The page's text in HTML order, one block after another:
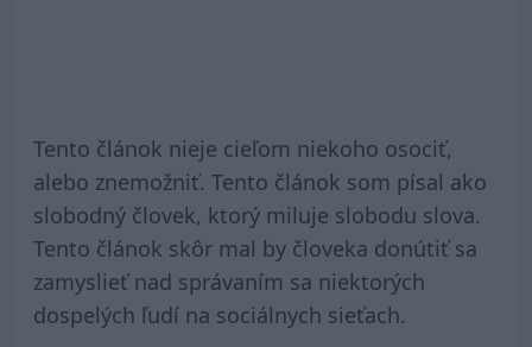
Tento článok nieje cieľom niekoho osociť,
alebo znemožniť. Tento článok som písal ako
slobodný človek, ktorý miluje slobodu slova.
Tento článok skôr mal by človeka donútiť sa
zamyslieť nad správaním sa niektorých
dospelých ľudí na sociálnych sieťach.